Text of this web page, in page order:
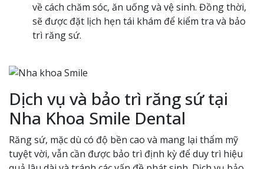
về cách chăm sóc, ăn uống và vệ sinh. Đồng thời,
sẽ được đặt lịch hẹn tái khám để kiểm tra và bảo
trì răng sứ.
Dịch vụ và bảo trì răng sứ tại
Nha Khoa Smile Dental
Răng sứ, mặc dù có độ bền cao và mang lại thẩm mỹ
tuyệt vời, vẫn cần được bảo trì định kỳ để duy trì hiệu